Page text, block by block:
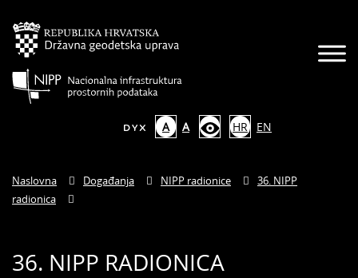
A A HR EN
Naslovna Događanja NIPP radionice
36. NIPP
radionica
36. NIPP RADIONICA